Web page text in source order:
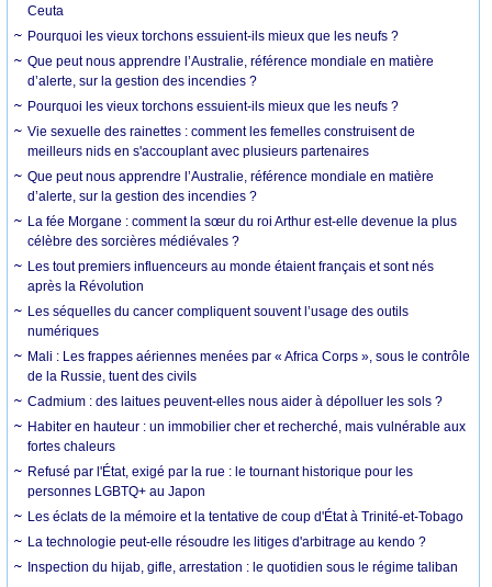
Ceuta
Pourquoi les vieux torchons essuient-ils mieux que les neufs ?
Que peut nous apprendre l’Australie, référence mondiale en matière
d’alerte, sur la gestion des incendies ?
Pourquoi les vieux torchons essuient-ils mieux que les neufs ?
Vie sexuelle des rainettes : comment les femelles construisent de
meilleurs nids en s'accouplant avec plusieurs partenaires
Que peut nous apprendre l’Australie, référence mondiale en matière
d’alerte, sur la gestion des incendies ?
La fée Morgane : comment la sœur du roi Arthur est-elle devenue la plus
célèbre des sorcières médiévales ?
Les tout premiers influenceurs au monde étaient français et sont nés
après la Révolution
Les séquelles du cancer compliquent souvent l’usage des outils
numériques
Mali : Les frappes aériennes menées par « Africa Corps », sous le contrôle
de la Russie, tuent des civils
Cadmium : des laitues peuvent-elles nous aider à dépolluer les sols ?
Habiter en hauteur : un immobilier cher et recherché, mais vulnérable aux
fortes chaleurs
Refusé par l'État, exigé par la rue : le tournant historique pour les
personnes LGBTQ+ au Japon
Les éclats de la mémoire et la tentative de coup d'État à Trinité-et-Tobago
La technologie peut-elle résoudre les litiges d'arbitrage au kendo ?
Inspection du hijab, gifle, arrestation : le quotidien sous le régime taliban